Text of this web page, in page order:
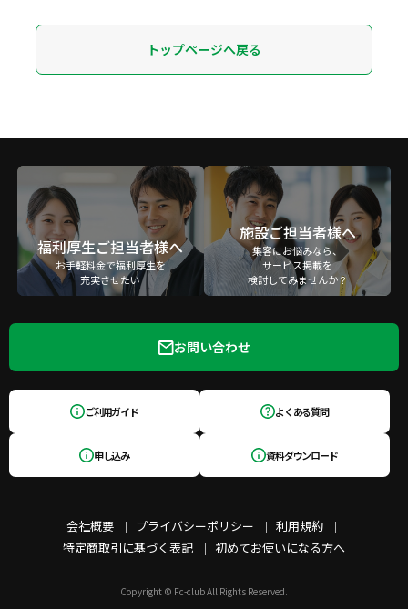
トップページへ戻る
福利厚生ご担当者様へ
お手軽料金で福利厚生を
充実させたい
施設ご担当者様へ
集客にお悩みなら、
サービス掲載を
検討してみませんか？
会社概要 プライバシーポリシー
利用規約
特定商取引に基づく表記
初めてお使いになる方へ
お問い合わせ
ご利用ガイド よくある質問
申し込み 資料ダウンロード
Copyright © Fc-club All Rights Reserved.